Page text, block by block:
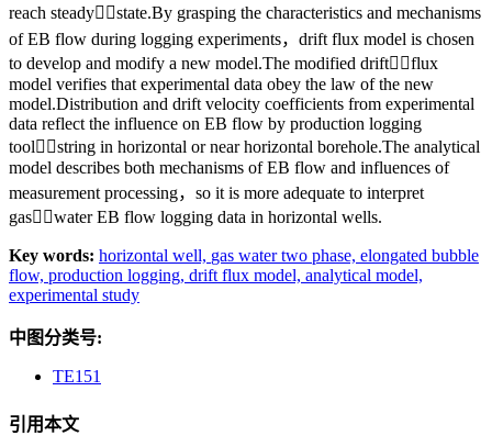
reach steadystate.By grasping the characteristics and mechanisms
of EB flow during logging experiments，drift flux model is chosen
to develop and modify a new model.The modified driftflux
model verifies that experimental data obey the law of the new
model.Distribution and drift velocity coefficients from experimental
data reflect the influence on EB flow by production logging
toolstring in horizontal or near horizontal borehole.The analytical
model describes both mechanisms of EB flow and influences of
measurement processing，so it is more adequate to interpret
gaswater EB flow logging data in horizontal wells.
Key words: horizontal well, gas water two phase, elongated bubble
flow, production logging, drift flux model, analytical model,
experimental study
中图分类号:
TE151
引用本文